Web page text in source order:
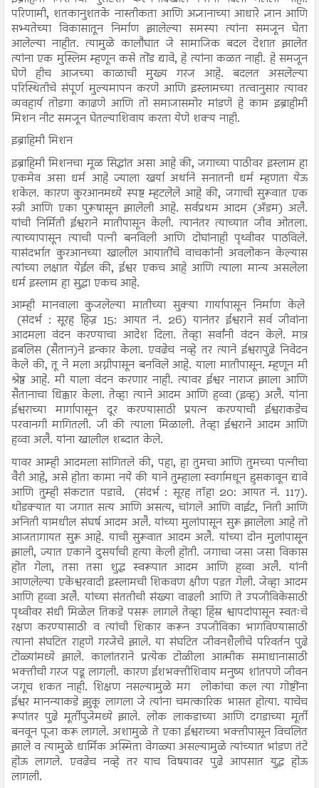
परिणामी, शतकानुशतके नास्तीकता आणि अज्ञानाच्या आधारे ज्ञान आणि
सभ्यतेच्या विकासातून निर्माण झालेल्या समस्या त्यांना समजून घेता
आलेल्या नाहीत. त्यामुळे कालौघात जे सामाजिक बदल देशात झालेत
त्यांना एक मुस्लिम म्हणून कसे तोंड द्यावे, हे त्यांना कळत नाही. हे समजून
घेणे हीच आजच्या काळाची मुख्य गरज आहे. बदलत असलेल्या
परिस्थितीचे संपूर्ण मुल्यमापन करणे आणि इस्लामच्या तत्वानुसार त्यावर
व्यवहार्य तोडगा काढणे आणि तो समाजासमोर मांडणे हे काम इब्राहीमी
मिशन नीट समजून घेतल्याशिवाय करता येणे शक्य नाही.
इब्राहिमी मिशन
इब्राहिमी मिशनचा मूळ सिद्धांत असा आहे की, जगाच्या पाठीवर इस्लाम हा
एकमेव असा धर्म आहे ज्याला खर्या अर्थाने सनातनी धर्म म्हणता येऊ
शकेल. कारण कुरआनमध्ये स्पष्ट म्हटलेले आहे की, जगाची सुरूवात एक
स्त्री आणि एका पुरूषासून झालेली आहे. सर्वप्रथम आदम (अ‍ॅडम) अलै.
यांची निर्मिती ईश्वराने मातीपासून केली. त्यानंतर त्याच्यात जीव ओतला.
त्याच्यापासून त्याची पत्नी बनविली आणि दोघांनाही पृथ्वीवर पाठविले.
यासंदर्भात कुरआनच्या खालील आयातींचे वाचकांनी अवलोकन केल्यास
त्यांच्या लक्षात येईल की, ईश्वर एकच आहे आणि त्याला मान्य असलेला
धर्म इस्लाम हा सुद्धा एकच आहे.
आम्ही मानवाला कुजलेल्या मातीच्या सुक्या गार्यापासून निर्माण केले
(संदर्भ : सूरह हिज्र 15: आयत नं. 26) यानंतर ईश्वराने सर्व जीवांना
आदमला वंदन करण्याचा आदेश दिला. तेव्हा सर्वांनी वंदन केले. मात्र
इबलिस (सैतान)ने इन्कार केला. एवढेच नव्हे तर त्याने ईश्वरापुढे निवेदन
केले की, तू ने मला अग्नीपासून बनविले आहे. याला मातीपासून. म्हणून मी
श्रेष्ठ आहे. मी याला वंदन करणार नाही. त्यावर ईश्वर नाराज झाला आणि
सैतानाचा धिक्कार केला. तेव्हा त्याने आदम आणि हव्वा (इव्ह) अलै. यांना
ईश्वराच्या मार्गापासून दूर करण्यासाठी प्रयत्न करण्याची ईश्वराकडेच
परवानगी मागितली. जी की त्याला मिळाली. तेव्हा ईश्वराने आदम आणि
हव्वा अलै. यांना खालील शब्दात केले.
यावर आम्ही आदमला सांगितले की, पहा, हा तुमचा आणि तुमच्या पत्नीचा
वैरी आहे, असे होता कामा नये की याने तुम्हाला स्वर्गामधून हुसकावून द्यावे
आणि तुम्ही संकटात पडावे. (संदर्भ : सूरह तॉहा 20: आयत नं. 117).
थोडक्यात या जगात सत्य आणि असत्य, चांगले आणि वाईट, निती आणि
अनिती यामधील संघर्ष आदम अलै. यांच्या मुलांपासून सुरू झालेला आहे तो
आजतागायत सुरू आहे. याची सुरूवात आदम अलै. यांच्या दोन मुलांपासून
झाली, ज्यात एकाने दुसर्याची हत्या केली होती. जगाचा जसा जसा विकास
होत गेला, तसा तसा शुद्ध स्वरूपात आदम आणि हव्वा अलै. यांनी
आणलेल्या एकेश्वरवादी इस्लामची शिकवण क्षीण पडत गेली. जेव्हा आदम
आणि हव्वा अलै. यांच्या संततीची संख्या वाढली आणि ते उपजीविकेसाठी
पृथ्वीवर संधी मिळेल तिकडे पसरू लागले तेव्हा हिंस्र श्वापदांपासून स्वतःचे
रक्षण करण्यासाठी व त्यांची शिकार करून उपजीविका भागविण्यासाठी
त्यानां संघटित राहणे गरजेचे झाले. या संघटित जीवनशैलीचे परिवर्तन पुढे
टोळ्यांमध्ये झाले. कालांतराने प्रत्येक टोळीला आत्मीक समाधानासाठी
भक्तीची गरज पडू लागली. कारण ईशभक्तीशिवाय मनुष्य शांतपणे जीवन
जगूच शकत नाही. शिक्षण नसल्यामुळे मग लोकांचा कल त्या गोष्टींना
ईश्वर मानन्याकडे झुकू लागला जे त्यांना चमत्कारिक भासत होत्या. याचेच
रूपांतर पुढे मूर्तीपुजेमध्ये झाले. लोक लाकडाच्या आणि दगडाच्या मूर्ती
बनवून पूजा करू लागले. अशामुळे ते एका ईश्वराच्या भक्तीपासून विचलित
झाले व त्यामुळे धार्मिक अस्मिता वेगळ्या असल्यामुळे त्यांच्यात भांडण तंटे
होऊ लागले. एवढेच नव्हे तर याच विषयावर पुढे आपसात युद्ध होऊ
लागली.